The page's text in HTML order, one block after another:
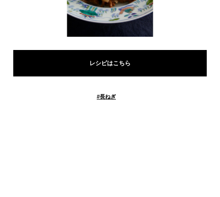
レシピはこちら
#長ねぎ